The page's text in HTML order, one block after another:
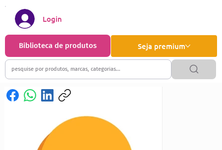
Seja premium
Biblioteca de produtos
Login